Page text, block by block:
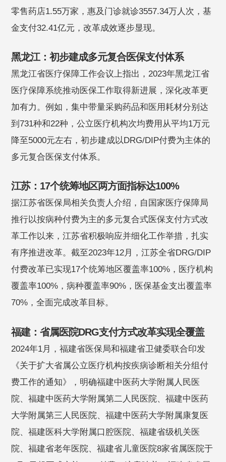
零售药店1.55万家，惠及门诊就诊3557.34万人次，基
金支付32.41亿元，改革成效逐步显现。
黑龙江：初步建成多元复合医保支付体系
黑龙江省医疗保障工作会议上指出，2023年黑龙江省
医疗保障系统推动医保工作取得新进展，深化改革更
加有力。例如，集中带量采购药品和医用耗材分别达
到731种和22种，公立医疗机构次均费用从平均1万元
降至5000元左右，初步建成以DRG/DIP付费为主体的
多元复合医保支付体系。
江苏：17个统筹地区两方面指标达100%
据江苏省医保局相关负责人介绍，自国家医疗保障局
推行以按病种付费为主的多元复合式医保支付方式改
革工作以来，江苏省积极响应并细化工作举措，扎实
有序推进改革。截至2023年12月，江苏全省DRG/DIP
付费改革已实现17个统筹地区覆盖率100%，医疗机构
覆盖率100%，病种覆盖率90%，医保基金支出覆盖率
70%，全面完成改革目标。
福建：省属医院DRG支付方式改革实现全覆盖
2024年1月，福建省医保局和福建省卫健委联合印发
《关于扩大省属公立医疗机构按疾病诊断相关分组付
费工作的通知》，明确福建中医药大学附属人民医
院、福建中医药大学附属第二人民医院、福建中医药
大学附属第三人民医院、福建中医药大学附属康复医
院、福建医科大学附属口腔医院、福建省级机关医
院、福建省老年医院、福建省儿童医院8家省属医院于